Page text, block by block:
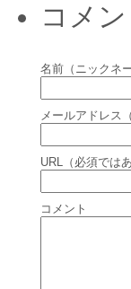
コメ
名前（ニックネー
メールアドレス
URL（必須では
コメント